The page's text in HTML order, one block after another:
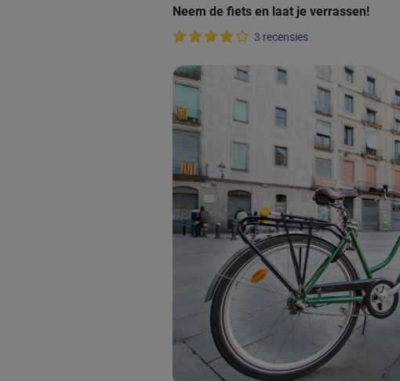
Neem de fiets en laat je verrassen!
3 recensies